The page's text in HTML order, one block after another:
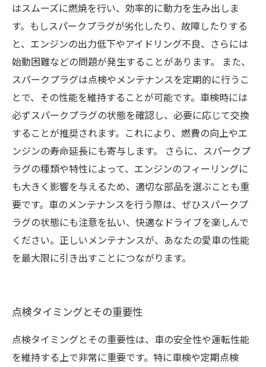
はスムーズに燃焼を行い、効率的に動力を生み出しま
す。もしスパークプラグが劣化したり、故障したりする
と、エンジンの出力低下やアイドリング不良、さらには
始動困難などの問題が発生することがあります。 また、
スパークプラグは点検やメンテナンスを定期的に行うこ
とで、その性能を維持することが可能です。車検時には
必ずスパークプラグの状態を確認し、必要に応じて交換
することが推奨されます。これにより、燃費の向上やエ
ンジンの寿命延長にも寄与します。 さらに、スパークプ
ラグの種類や特性によって、エンジンのフィーリングに
も大きく影響を与えるため、適切な部品を選ぶことも重
要です。車のメンテナンスを行う際は、ぜひスパークプ
ラグの状態にも注意を払い、快適なドライブを楽しんで
ください。正しいメンテナンスが、あなたの愛車の性能
を最大限に引き出すことにつながります。
点検タイミングとその重要性
点検タイミングとその重要性は、車の安全性や運転性能
を維持する上で非常に重要です。特に車検や定期点検